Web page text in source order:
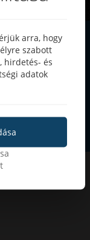
arra, hogy
szabott
hirdetés- és
adatok